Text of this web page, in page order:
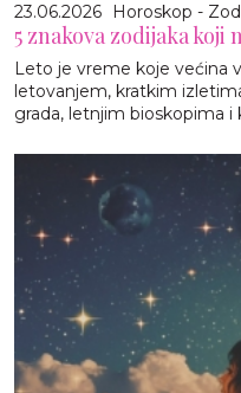
23.06.2026 Horoskop -
5 znakova zodijaka koji
Leto je vreme koje većina
letovanjem, kratkim
grada, letnjim bioskopima i